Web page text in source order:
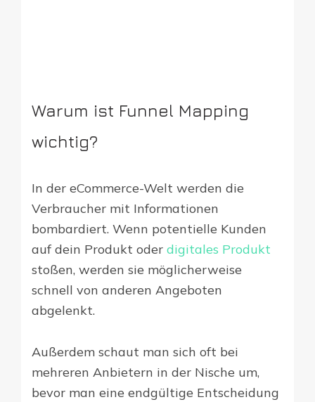
Warum ist Funnel Mapping
wichtig?
In der eCommerce-Welt werden die
Verbraucher mit Informationen
bombardiert. Wenn potentielle Kunden
auf dein Produkt oder digitales Produkt
stoßen, werden sie möglicherweise
schnell von anderen Angeboten
abgelenkt.
Außerdem schaut man sich oft bei
mehreren Anbietern in der Nische um,
bevor man eine endgültige Entscheidung